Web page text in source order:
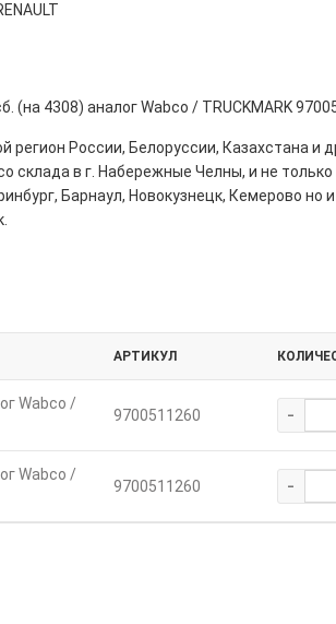
(на 4308) аналог Wabco / TRUCKMARK
России, Белоруссии, Казахстана и
склада в г. Набережные Челны, и не
Барнаул, Новокузнецк, Кемерово
АРТИКУЛ
Wabco /
9700511260 -
Wabco /
9700511260 -